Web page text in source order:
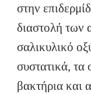
στην
διαστολή των
σαλικυλικό
συστατικά, τα
βακτήρια και